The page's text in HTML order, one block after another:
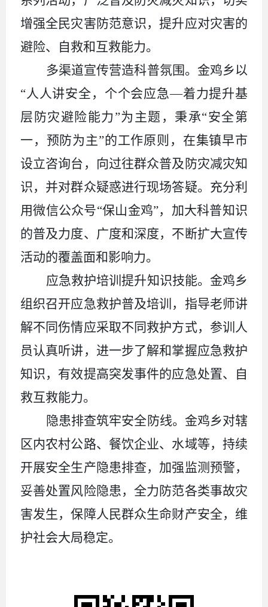
增强全民灾害防范意识，提升应对灾害的
避险、自救和互救能力。
多渠道宣传营造科普氛围。金鸡乡以
“人人讲安全，个个会应急—着力提升基
层防灾避险能力”为主题，秉承“安全第
一，预防为主”的工作原则，在集镇早市
设立咨询台，向过往群众普及防灾减灾知
识，并对群众疑惑进行现场答疑。充分利
用微信公众号“保山金鸡”，加大科普知识
的普及力度、广度和深度，不断扩大宣传
活动的覆盖面和影响力。
应急救护培训提升知识技能。金鸡乡
组织召开应急救护普及培训，指导老师讲
解不同伤情应采取不同救护方式，参训人
员认真听讲，进一步了解和掌握应急救护
知识，有效提高突发事件的应急处置、自
救互救能力。
隐患排查筑牢安全防线。金鸡乡对辖
区内农村公路、餐饮企业、水域等，持续
开展安全生产隐患排查，加强监测预警，
妥善处置风险隐患，全力防范各类事故灾
害发生，保障人民群众生命财产安全，维
护社会大局稳定。